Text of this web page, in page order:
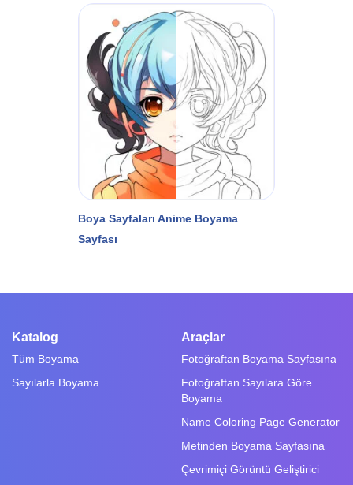
Boya Sayfaları Anime Boyama
Sayfası
Katalog
Tüm Boyama
Sayılarla Boyama
Araçlar
Fotoğraftan Boyama Sayfasına
Fotoğraftan Sayılara Göre
Boyama
Name Coloring Page Generator
Metinden Boyama Sayfasına
Çevrimiçi Görüntü Geliştirici